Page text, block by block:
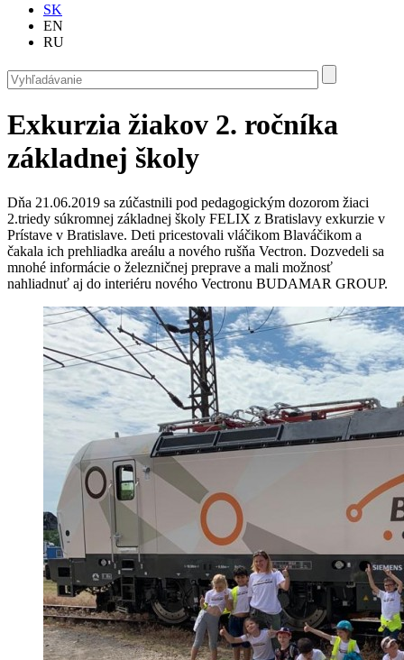
SK
EN
RU
Vyhľadávanie
Vyhľadávanie
Exkurzia žiakov 2. ročníka
základnej školy
Dňa 21.06.2019 sa zúčastnili pod pedagogickým dozorom žiaci
2.triedy súkromnej základnej školy FELIX z Bratislavy exkurzie v
Prístave v Bratislave. Deti pricestovali vláčikom Blaváčikom a
čakala ich prehliadka areálu a nového rušňa Vectron. Dozvedeli sa
mnohé informácie o železničnej preprave a mali možnosť
nahliadnuť aj do interiéru nového Vectronu BUDAMAR GROUP.